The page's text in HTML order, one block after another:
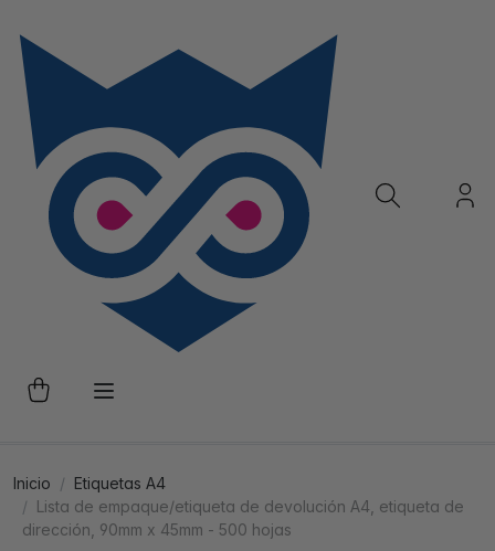
Inicio
Etiquetas A4
Lista de empaque/etiqueta de devolución A4, etiqueta de
dirección, 90mm x 45mm - 500 hojas